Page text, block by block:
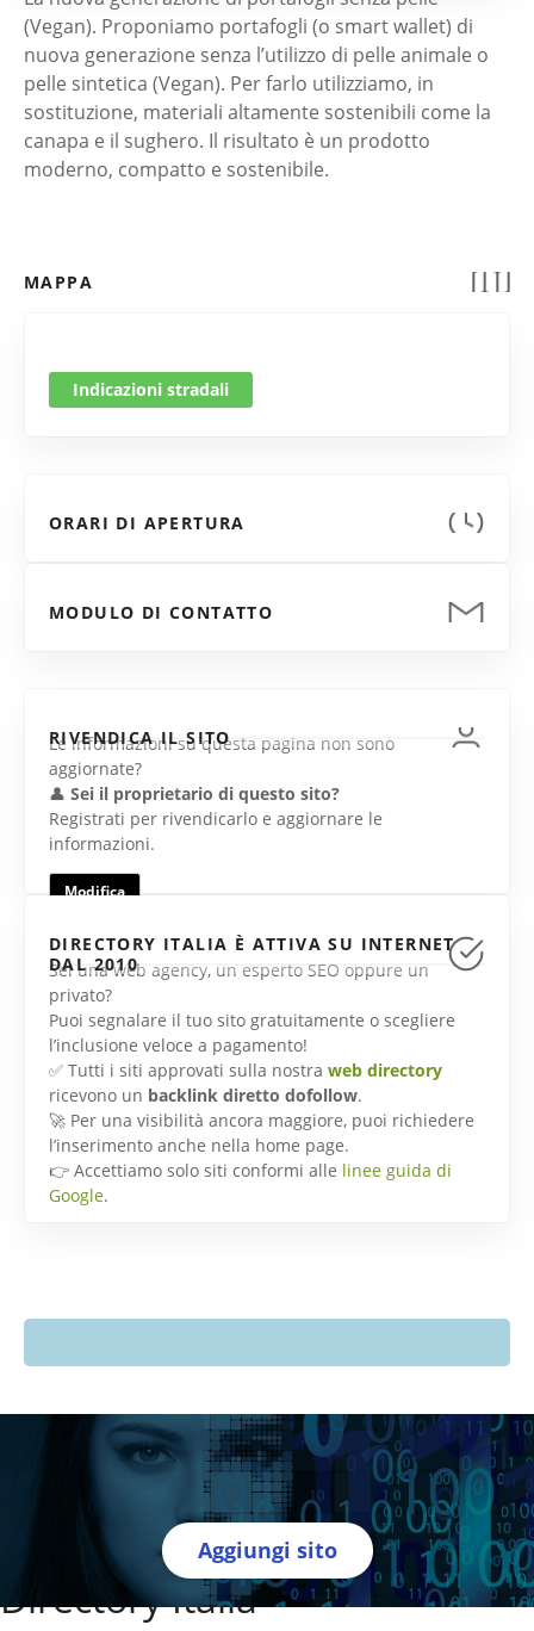
(Vegan). Proponiamo portafogli (o smart wallet) di
nuova generazione senza l’utilizzo di pelle animale o
pelle sintetica (Vegan). Per farlo utilizziamo, in
sostituzione, materiali altamente sostenibili come la
canapa e il sughero. Il risultato è un prodotto
moderno, compatto e sostenibile.
MAPPA
Indicazioni stradali
ORARI DI APERTURA
MODULO DI CONTATTO
RIVENDICA IL SITO
Le informazioni su questa pagina non sono
aggiornate?
👤 Sei il proprietario di questo sito?
Registrati per rivendicarlo e aggiornare le
informazioni.
Modifica
DIRECTORY ITALIA È ATTIVA SU INTERNET
DAL 2010
Sei una web agency, un esperto SEO oppure un
privato?
Puoi segnalare il tuo sito gratuitamente o scegliere
l’inclusione veloce a pagamento!
✅ Tutti i siti approvati sulla nostra web directory
ricevono un backlink diretto dofollow.
🚀 Per una visibilità ancora maggiore, puoi richiedere
l’inserimento anche nella home page.
👉 Accettiamo solo siti conformi alle linee guida di
Google.
Aggiungi sito
Directory Italia